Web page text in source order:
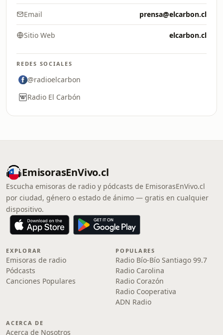
Email prensa@elcarbon.cl
Sitio Web elcarbon.cl
REDES SOCIALES
@radioelcarbon
Radio El Carbón
EmisorasEnVivo.cl
Escucha emisoras de radio y pódcasts de EmisorasEnVivo.cl
por ciudad, género o estado de ánimo — gratis en cualquier
dispositivo.
EXPLORAR
Emisoras de radio
Pódcasts
Canciones Populares
POPULARES
Radio Bío-Bío Santiago 99.7
Radio Carolina
Radio Corazón
Radio Cooperativa
ADN Radio
ACERCA DE
Acerca de Nosotros